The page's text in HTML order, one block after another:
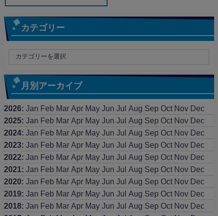
カテゴリー
月別アーカイブ
2026: Jan Feb Mar Apr May Jun Jul Aug Sep Oct Nov Dec
2025: Jan Feb Mar Apr May Jun Jul Aug Sep Oct Nov Dec
2024: Jan Feb Mar Apr May Jun Jul Aug Sep Oct Nov Dec
2023: Jan Feb Mar Apr May Jun Jul Aug Sep Oct Nov Dec
2022: Jan Feb Mar Apr May Jun Jul Aug Sep Oct Nov Dec
2021 : Jan Feb Mar Apr May Jun Jul Aug Sep Oct Nov Dec
2020: Jan Feb Mar Apr May Jun Jul Aug Sep Oct Nov Dec
2019: Jan Feb Mar Apr May Jun Jul Aug Sep Oct Nov Dec
2018: Jan Feb Mar Apr May Jun Jul Aug Sep Oct Nov Dec